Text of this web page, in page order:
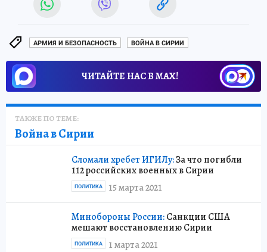
АРМИЯ И БЕЗОПАСНОСТЬ ВОЙНА В СИРИИ
ЧИТАЙТЕ НАС В МАХ!
ТАКЖЕ ПО ТЕМЕ:
Война в Сирии
Сломали хребет ИГИЛу:За что погибли
112 российских военных в Сирии
15 марта 2021
ПОЛИТИКА
Минобороны России:Санкции США
мешают восстановлению Сирии
1 марта 2021
ПОЛИТИКА